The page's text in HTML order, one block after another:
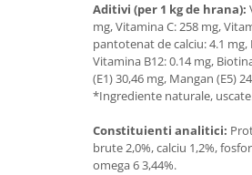
Aditivi (per 1 kg de hrana):
mg, Vitamina C: 258 mg,
pantotenat de calciu: 4.1 mg,
Vitamina B12: 0.14 mg,
(E1) 30,46 mg, Mangan (E5)
*Ingrediente naturale,
Constituienti analitici:
brute 2,0%, calciu 1,2%,
omega 6 3,44%.